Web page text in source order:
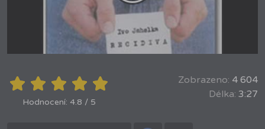
Hodnocení: 4.8 / 5
Zobrazeno: 4 604
Délka: 3:27